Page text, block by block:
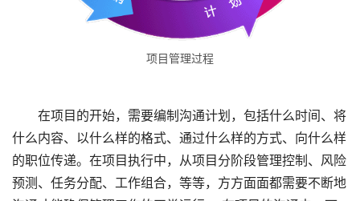
项目管理过程
在项目的开始，需要编制沟通计划，包括什么时间、将
什么内容、以什么样的格式、通过什么样的方式、向什么样
的职位传递。在项目执行中，从项目分阶段管理控制、风险
预测、任务分配、工作组合，等等，方方面面都需要不断地